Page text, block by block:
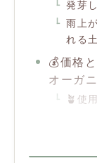
発芽
雨上
れる土
💰価格
オーガ
🪴使